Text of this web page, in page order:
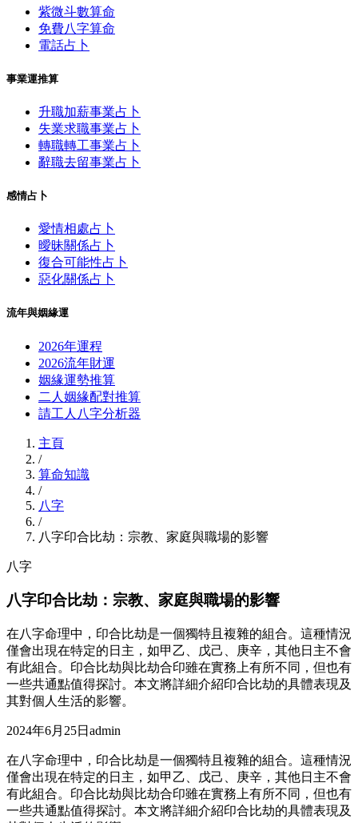
紫微斗數算命
免費八字算命
電話占卜
事業運推算
升職加薪事業占卜
失業求職事業占卜
轉職轉工事業占卜
辭職去留事業占卜
感情占卜
愛情相處占卜
曖昧關係占卜
復合可能性占卜
惡化關係占卜
流年與姻緣運
2026年運程
2026流年財運
姻緣運勢推算
二人姻緣配對推算
請工人八字分析器
主頁
/
算命知識
/
八字
/
八字印合比劫：宗教、家庭與職場的影響
八字
八字印合比劫：宗教、家庭與職場的影響
在八字命理中，印合比劫是一個獨特且複雜的組合。這種情況
僅會出現在特定的日主，如甲乙、戊己、庚辛，其他日主不會
有此組合。印合比劫與比劫合印雖在實務上有所不同，但也有
一些共通點值得探討。本文將詳細介紹印合比劫的具體表現及
其對個人生活的影響。
2024年6月25日 admin
在八字命理中，印合比劫是一個獨特且複雜的組合。這種情況
僅會出現在特定的日主，如甲乙、戊己、庚辛，其他日主不會
有此組合。印合比劫與比劫合印雖在實務上有所不同，但也有
一些共通點值得探討。本文將詳細介紹印合比劫的具體表現及